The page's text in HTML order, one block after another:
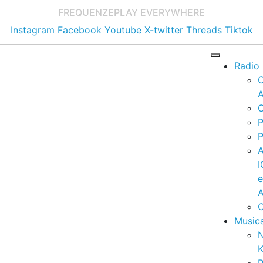
FREQUENZEPLAY EVERYWHERE
Instagram Facebook Youtube X-twitter Threads Tiktok
Radio
e